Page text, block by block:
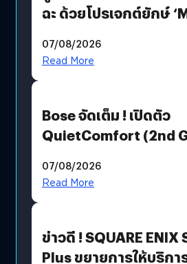
ฉะ ด้วยโปรเจกต์ยักษ์
มีภาษาไทยด้วย
07/08/2026
Read More
Bose จัดเต็ม ! เปิดตัว
QuietComfort (2nd
07/08/2026
Read More
ข่าวดี ! SQUARE ENIX
Plus ขยายการให้บริกา